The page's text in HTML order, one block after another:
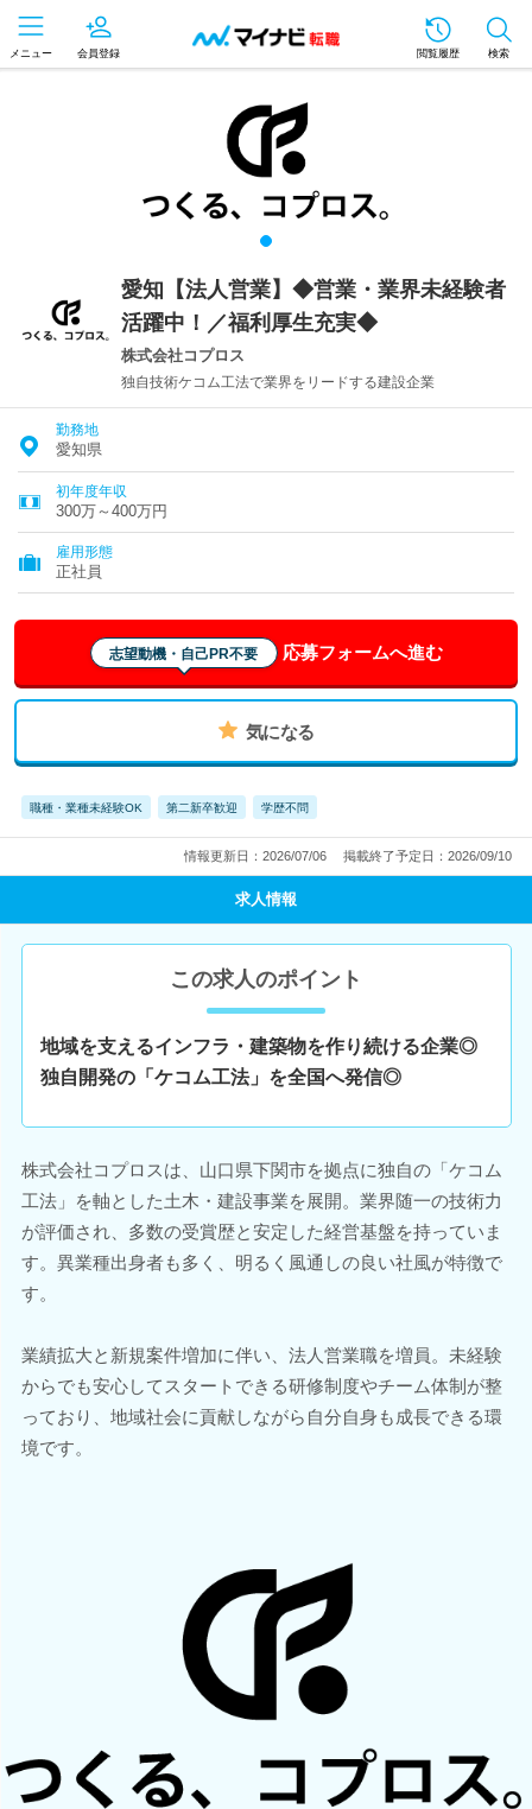
メニュー 会員登録 閲覧履歴 検索
愛知【法人営業】◆営業・業界未経験者
活躍中！／福利厚生充実◆
株式会社コプロス
独自技術ケコム工法で業界をリードする建設企業
勤務地
愛知県
初年度年収
300万～400万円
雇用形態
正社員
志望動機・自己PR不要 応募フォームへ進む
気になる
職種・業種未経験OK 第二新卒歓迎 学歴不問
情報更新日：2026/07/06 掲載終了予定日：2026/09/10
求人情報
この求人のポイント
地域を支えるインフラ・建築物を作り続ける企業◎
独自開発の「ケコム工法」を全国へ発信◎
株式会社コプロスは、山口県下関市を拠点に独自の「ケコム
工法」を軸とした土木・建設事業を展開。業界随一の技術力
が評価され、多数の受賞歴と安定した経営基盤を持っていま
す。異業種出身者も多く、明るく風通しの良い社風が特徴で
す。
業績拡大と新規案件増加に伴い、法人営業職を増員。未経験
からでも安心してスタートできる研修制度やチーム体制が整
っており、地域社会に貢献しながら自分自身も成長できる環
境です。